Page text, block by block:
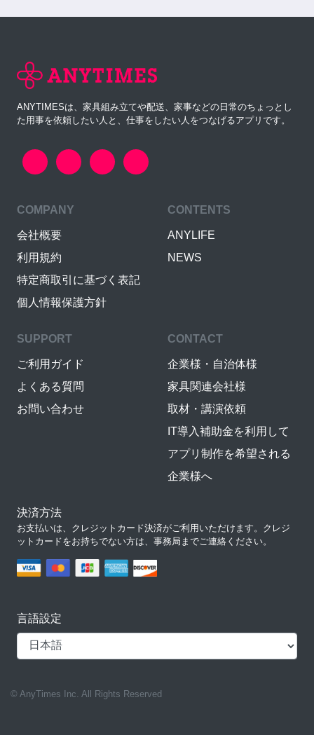
ANYTIMESは、家具組み立てや配送、家事などの日常のちょっとし
た用事を依頼したい人と、仕事をしたい人をつなげるアプリです。
COMPANY
会社概要
利用規約
特定商取引に基づく表記
個人情報保護方針
CONTENTS
ANYLIFE
NEWS
SUPPORT
ご利用ガイド
よくある質問
お問い合わせ
CONTACT
企業様・自治体様
家具関連会社様
取材・講演依頼
IT導入補助金を利用して
アプリ制作を希望される
企業様へ
決済方法
お支払いは、クレジットカード決済がご利用いただけます。クレジ
ットカードをお持ちでない方は、事務局までご連絡ください。
言語設定
© AnyTimes Inc. All Rights Reserved